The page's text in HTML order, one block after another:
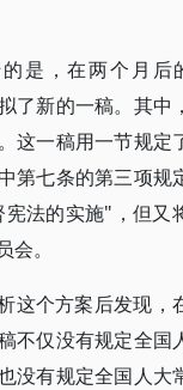
是，在两个月后
了新的一稿。其中
这一稿用一节规定
第七条的第三项规
法的实施"，但又
。
这个方案后发现，
不仅没有规定全国
没有规定全国人大